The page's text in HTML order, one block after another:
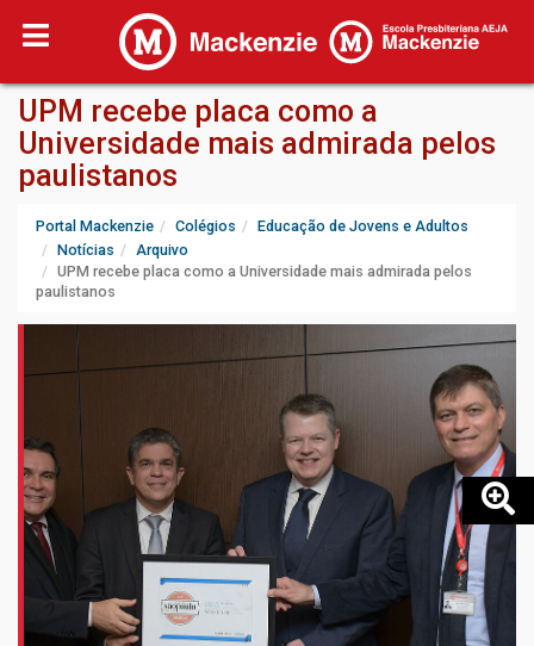
UPM recebe placa como a
Universidade mais admirada pelos
paulistanos
Portal Mackenzie Colégios
Educação de Jovens e Adultos
Notícias
Arquivo
UPM recebe placa como a Universidade mais admirada pelos
paulistanos